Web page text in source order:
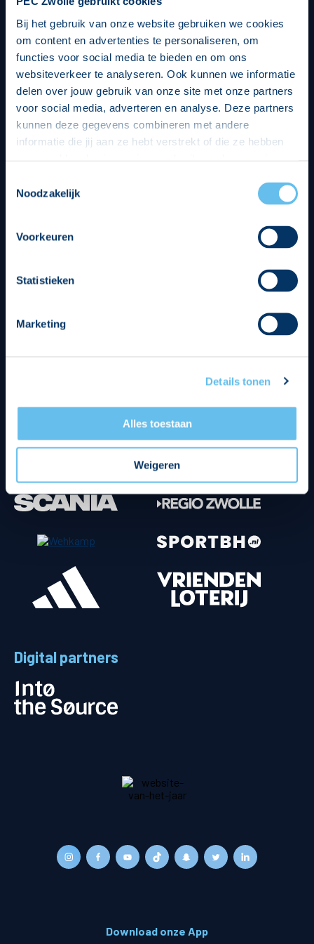
Bij het gebruik van onze website gebruiken we cookies
om content en advertenties te personaliseren, om
functies voor social media te bieden en om ons
websiteverkeer te analyseren. Ook kunnen we informatie
delen over jouw gebruik van onze site met onze partners
voor social media, adverteren en analyse. Deze partners
kunnen deze gegevens combineren met andere
informatie die jij aan ze hebt verstrekt of die ze hebben
op een veilige en integere wijze. Je kunt je toestemming
beheren op de privacy- en cookieverklaring pagina.
Noodzakelijk
Voorkeuren
Statistieken
Marketing
Details tonen
Alles toestaan
Weigeren
Digital partners
Download onze App